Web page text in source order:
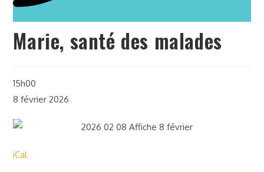
Marie, santé des malades
15h00
8 février 2026
iCal